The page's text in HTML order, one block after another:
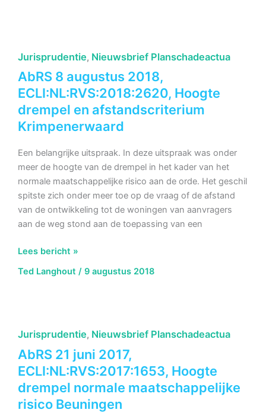
drempel;
afstand
en
omvang
schade
Eindhoven
Jurisprudentie, Nieuwsbrief Planschadeactua
AbRS 8 augustus 2018,
ECLI:NL:RVS:2018:2620, Hoogte
drempel en afstandscriterium
Krimpenerwaard
Een belangrijke uitspraak. In deze uitspraak was onder
meer de hoogte van de drempel in het kader van het
normale maatschappelijke risico aan de orde. Het geschil
spitste zich onder meer toe op de vraag of de afstand
van de ontwikkeling tot de woningen van aanvragers
aan de weg stond aan de toepassing van een
AbRS
augustus
drempel
en
afstandscriterium
Krimpenerwaard
Lees bericht »
Ted Langhout / 9 augustus 2018
Jurisprudentie, Nieuwsbrief Planschadeactua
AbRS 21 juni 2017,
ECLI:NL:RVS:2017:1653, Hoogte
drempel normale maatschappelijke
risico Beuningen